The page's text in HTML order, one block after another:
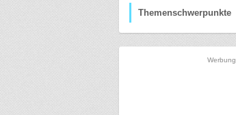
Themenschwerpunkte
Werbung